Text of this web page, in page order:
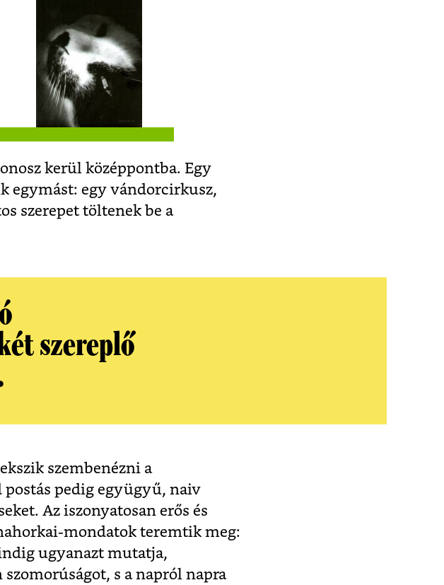
kerül középpontba. Egy
egymást: egy vándorcirkusz,
szerepet töltenek be a
szereplő
szembenézni a
postás pedig együgyű, naiv
Az iszonyatosan erős és
mondatok teremtik meg:
ugyanazt mutatja,
s a napról napra